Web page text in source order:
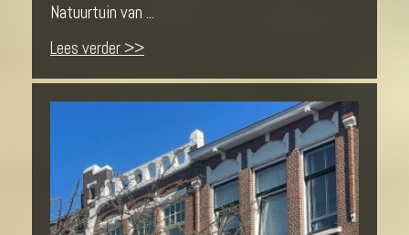
Natuurtuin van ...
Lees verder >>